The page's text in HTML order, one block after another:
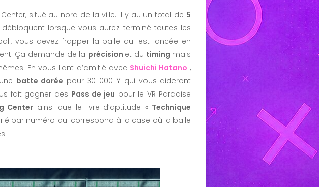
situé au nord de la ville. Il y au un total de 5
lorsque vous aurez terminé toutes les
vous devez frapper la balle qui est lancée en
Ça demande de la précision et du timing mais
En vous liant d’amitié avec Shuichi Hatano ,
batte dorée pour 30 000 ¥ qui vous aideront
fait gagner des Pass de jeu pour le VR Paradise
Center ainsi que le livre d’aptitude « Technique
par numéro qui correspond à la case où la balle
: